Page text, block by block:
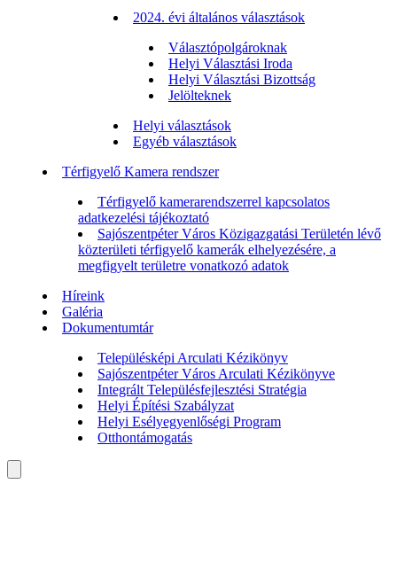
2024. évi általános választások
Választópolgároknak
Helyi Választási Iroda
Helyi Választási Bizottság
Jelölteknek
Helyi választások
Egyéb választások
Térfigyelő Kamera rendszer
Térfigyelő kamerarendszerrel kapcsolatos
adatkezelési tájékoztató
Sajószentpéter Város Közigazgatási Területén lévő
közterületi térfigyelő kamerák elhelyezésére, a
megfigyelt területre vonatkozó adatok
Híreink
Galéria
Dokumentumtár
Településképi Arculati Kézikönyv
Sajószentpéter Város Arculati Kézikönyve
Integrált Településfejlesztési Stratégia
Helyi Építési Szabályzat
Helyi Esélyegyenlőségi Program
Otthontámogatás